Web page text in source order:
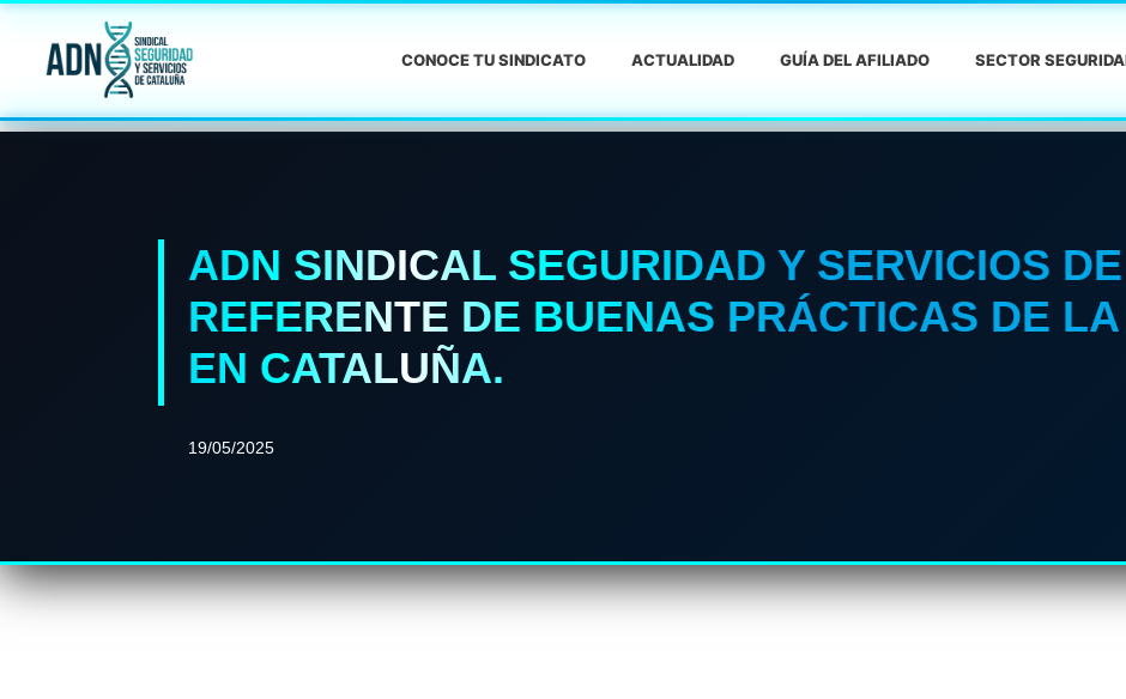
CONOCE TU SINDICATO ACTUALIDAD GUÍA DEL AFILIADO SECTOR
ADN SINDICAL SEGURIDAD Y SERVICIOS
REFERENTE DE BUENAS PRÁCTICAS DE
EN CATALUÑA.
19/05/2025